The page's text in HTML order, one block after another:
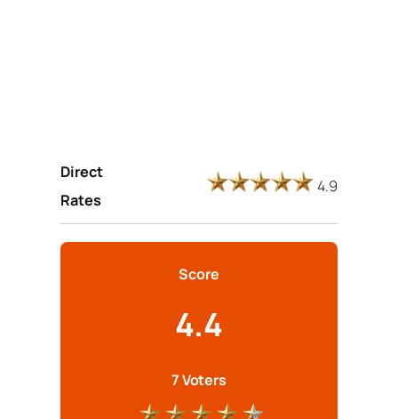
Direct
Rates
4.9
Score
4.4
7 Voters